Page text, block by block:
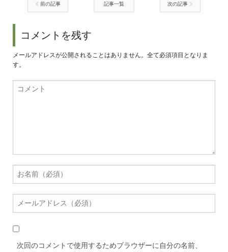
前の記事 記事一覧 次の記事
コメントを残す
メールアドレスが公開されることはありません。全て必須項目となりま
す。
次回のコメントで使用するためブラウザーに自分の名前、